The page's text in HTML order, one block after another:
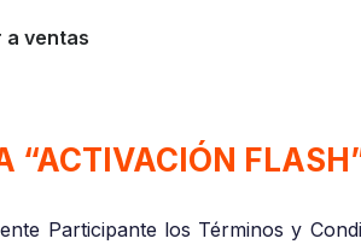
a ventas
“ACTIVACIÓN
Participante los Términos y